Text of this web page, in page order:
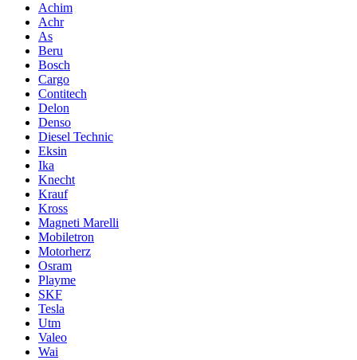
Achim
Achr
As
Beru
Bosch
Cargo
Contitech
Delon
Denso
Diesel Technic
Eksin
Ika
Knecht
Krauf
Kross
Magneti Marelli
Mobiletron
Motorherz
Osram
Playme
SKF
Tesla
Utm
Valeo
Wai